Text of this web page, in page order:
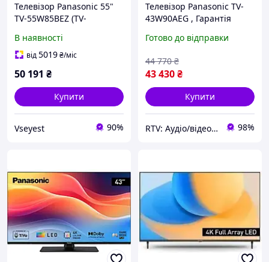
Телевізор Panasonic 55"
TV-55W85BEZ (TV-
В наявності
від5019₴/міс
50 191 ₴
Купити
Vseyest 90%
Телевізор Panasonic TV-
43W90AEG , Гарантія
Готово до відправки
43 430₴
44 770 ₴
Купити
RTV: Аудіо/відео, побутова та комп'ютерна техніка з Європи 98%